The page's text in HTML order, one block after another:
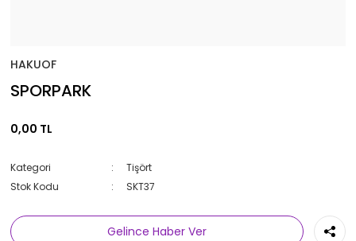
HAKUOF
SPORPARK
0,00 TL
Kategori
Tişört
Stok Kodu
SKT37
Gelince Haber Ver